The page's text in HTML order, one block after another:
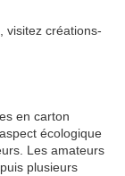
, visitez créations-
en carton
écologique
Les amateurs
plusieurs